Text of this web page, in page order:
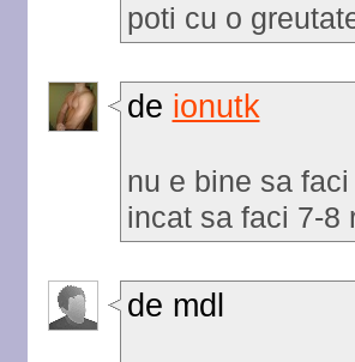
poti cu o
de ionutk
nu e bine sa
incat sa faci 7-8
de mdl